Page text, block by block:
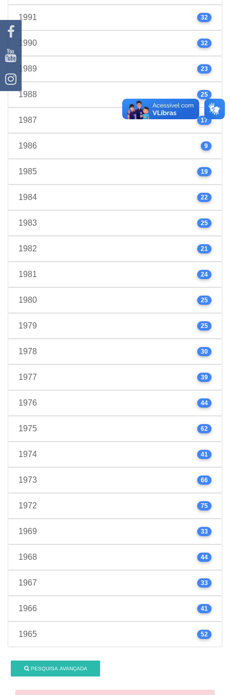
1991 32
1990 32
1989 23
1988 25
1987 17
1986 9
1985 19
1984 22
1983 25
1982 21
1981 24
1980 25
1979 25
1978 30
1977 39
1976 44
1975 62
1974 41
1973 66
1972 75
1969 33
1968 44
1967 33
1966 41
1965 52
PESQUISA AVANÇADA